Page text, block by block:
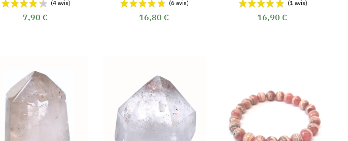
7,90 € 16,80 € 16,90 €